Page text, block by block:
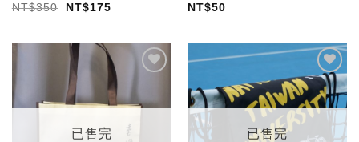
NT$350 NT$175
NT$50
望輕
已售完
加入
「願
望輕
已售完